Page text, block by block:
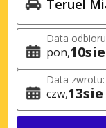
Data
pon 10sie
Data zwrotu:
czw 13sie